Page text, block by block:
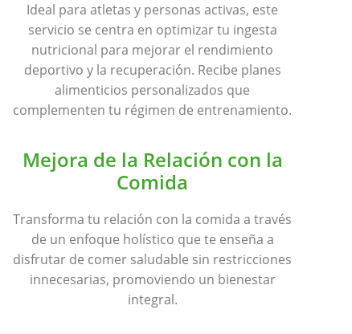
Ideal para atletas y personas activas, este
servicio se centra en optimizar tu ingesta
nutricional para mejorar el rendimiento
deportivo y la recuperación. Recibe planes
alimenticios personalizados que
complementen tu régimen de entrenamiento.
Mejora de la Relación con la
Comida
Transforma tu relación con la comida a través
de un enfoque holístico que te enseña a
disfrutar de comer saludable sin restricciones
innecesarias, promoviendo un bienestar
integral.